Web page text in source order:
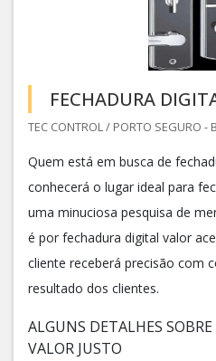
FECHADURA
TEC CONTROL / PORTO SEGURO -
Quem está em busca de
conhecerá o lugar ideal para
uma minuciosa pesquisa de
é por fechadura digital valor
cliente receberá precisão com
resultado dos clientes.
ALGUNS DETALHES
VALOR JUSTO